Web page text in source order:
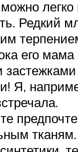
Редкий
его мама
Я,